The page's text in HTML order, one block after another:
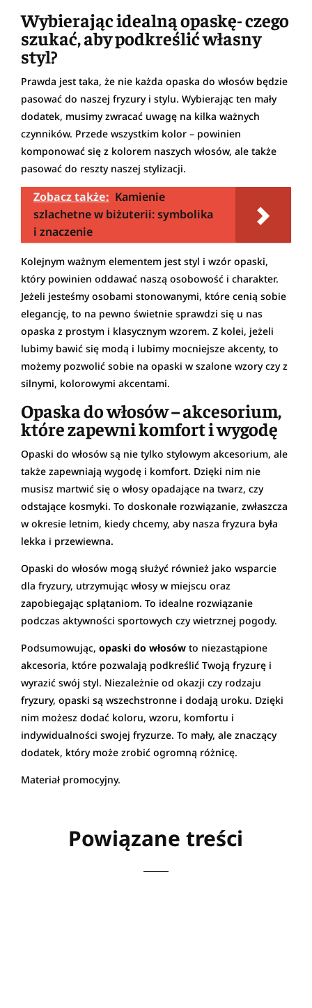
Wybierając idealną opaskę- czego
szukać, aby podkreślić własny
styl?
Prawda jest taka, że nie każda opaska do włosów będzie
pasować do naszej fryzury i stylu. Wybierając ten mały
dodatek, musimy zwracać uwagę na kilka ważnych
czynników. Przede wszystkim kolor – powinien
komponować się z kolorem naszych włosów, ale także
pasować do reszty naszej stylizacji.
Zobacz także: Kamienie
szlachetne w biżuterii: symbolika
i znaczenie
Kolejnym ważnym elementem jest styl i wzór opaski,
który powinien oddawać naszą osobowość i charakter.
Jeżeli jesteśmy osobami stonowanymi, które cenią sobie
elegancję, to na pewno świetnie sprawdzi się u nas
opaska z prostym i klasycznym wzorem. Z kolei, jeżeli
lubimy bawić się modą i lubimy mocniejsze akcenty, to
możemy pozwolić sobie na opaski w szalone wzory czy z
silnymi, kolorowymi akcentami.
Opaska do włosów – akcesorium,
które zapewni komfort i wygodę
Opaski do włosów są nie tylko stylowym akcesorium, ale
także zapewniają wygodę i komfort. Dzięki nim nie
musisz martwić się o włosy opadające na twarz, czy
odstające kosmyki. To doskonałe rozwiązanie, zwłaszcza
w okresie letnim, kiedy chcemy, aby nasza fryzura była
lekka i przewiewna.
Opaski do włosów mogą służyć również jako wsparcie
dla fryzury, utrzymując włosy w miejscu oraz
zapobiegając splątaniom. To idealne rozwiązanie
podczas aktywności sportowych czy wietrznej pogody.
Podsumowując, opaski do włosów to niezastąpione
akcesoria, które pozwalają podkreślić Twoją fryzurę i
wyrazić swój styl. Niezależnie od okazji czy rodzaju
fryzury, opaski są wszechstronne i dodają uroku. Dzięki
nim możesz dodać koloru, wzoru, komfortu i
indywidualności swojej fryzurze. To mały, ale znaczący
dodatek, który może zrobić ogromną różnicę.
Materiał promocyjny.
Powiązane treści